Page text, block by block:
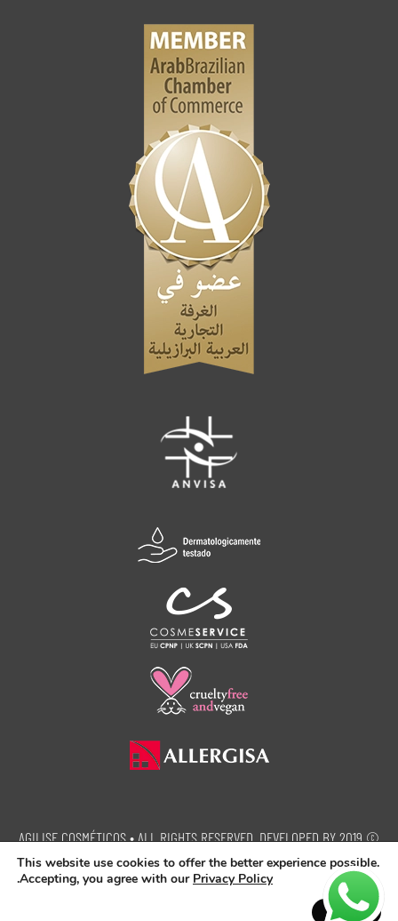
© 2019 AGILISE COSMÉTICOS • ALL RIGHTS RESERVED. DEVELOPED BY
SEMEIA PROPAGANDA.
This site is protected by reCAPTCHA and the Google.
Privacy Policy
and
This website use cookies to offer the better experience possible.
Accepting, you agree with our Privacy Policy
.
Accept